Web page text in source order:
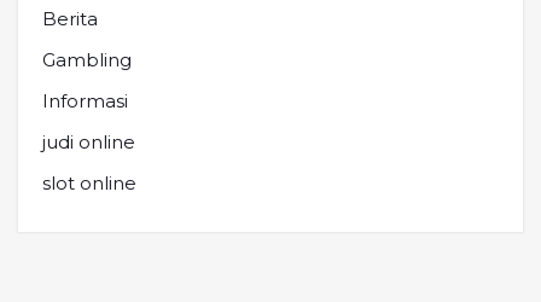
Berita
Gambling
Informasi
judi online
slot online